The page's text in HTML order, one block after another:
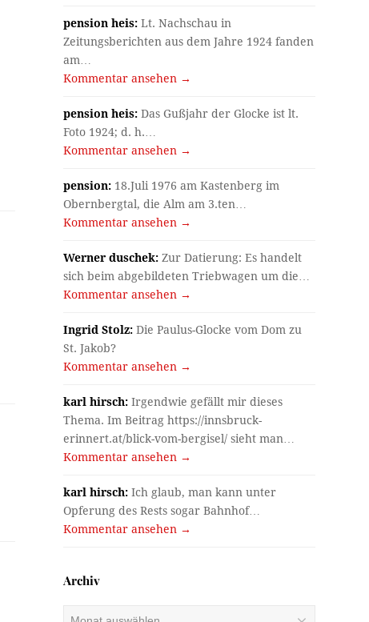
pension heis: Lt. Nachschau in
Zeitungsberichten aus dem Jahre 1924 fanden
am…
Kommentar ansehen →
pension heis: Das Gußjahr der Glocke ist lt.
Foto 1924; d. h.…
Kommentar ansehen →
pension: 18.Juli 1976 am Kastenberg im
Obernbergtal, die Alm am 3.ten…
Kommentar ansehen →
Werner duschek: Zur Datierung: Es handelt
sich beim abgebildeten Triebwagen um die…
Kommentar ansehen →
Ingrid Stolz: Die Paulus-Glocke vom Dom zu
St. Jakob?
Kommentar ansehen →
karl hirsch: Irgendwie gefällt mir dieses
Thema. Im Beitrag https://innsbruck-
erinnert.at/blick-vom-bergisel/ sieht man…
Kommentar ansehen →
karl hirsch: Ich glaub, man kann unter
Opferung des Rests sogar Bahnhof…
Kommentar ansehen →
Archiv